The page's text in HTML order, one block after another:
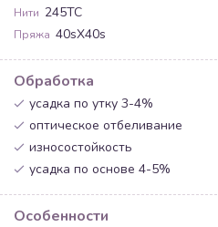
Нити 245ТС
Пряжа 40sХ40s
Обработка
усадка по утку 3-4%
оптическое отбеливание
износостойкость
усадка по основе 4-5%
Особенности